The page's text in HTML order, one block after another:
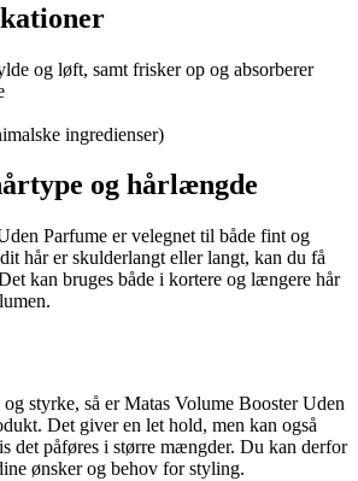
og løft, samt frisker op og absorberer
ingredienser)
og hårlængde
Parfume er velegnet til både fint og
hår er skulderlangt eller langt, kan du få
kan bruges både i kortere og længere hår
styrke, så er Matas Volume Booster Uden
Det giver en let hold, men kan også
det påføres i større mængder. Du kan derfor
ønsker og behov for styling.